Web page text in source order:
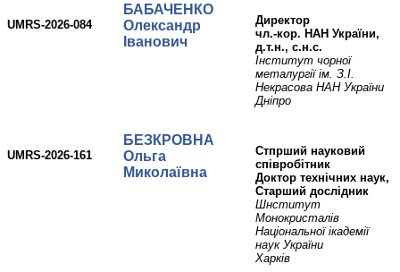
UMRS-2026-084
БАБАЧЕНКО
Олександр
Іванович
директор
чл.-кор. НАН України,
д.т.н., с.н.с.
Інститут чорної
металургії ім. З.І.
Некрасова НАН України
Дніпро
UMRS-2026-161
БЕЗКРОВНА
Ольга
Миколаївна
Стпрший науковий
співробітник
Доктор технічних наук,
Старший дослідник
Шнститут
Монокристалів
Національної ікадемії
наук України
Харків